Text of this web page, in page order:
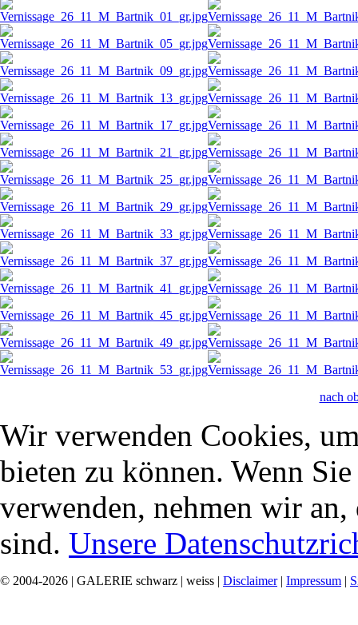
nach
Wir verwenden Cookies,
bieten zu können. Wenn
verwenden, nehmen wir
sind. Unsere
© 2004-2026 | GALERIE schwarz | weiss | Disclaimer| Impressum |